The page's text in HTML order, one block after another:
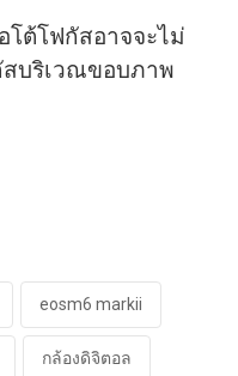
โต้โฟกัสอาจจะไม่
สบริเวณขอบภาพ
eosm6 markii
กล้องดิจิตอล